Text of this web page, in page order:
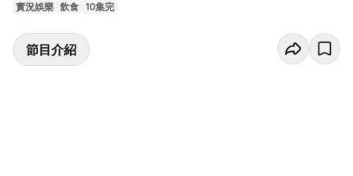
實況娛樂 飲食 10集完
節目介紹